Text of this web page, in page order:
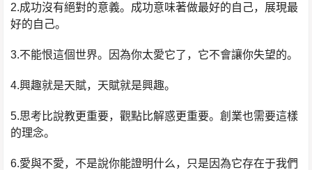
2.成功沒有絕對的意義。成功意味著做最好的自己，展現最
好的自己。
3.不能恨這個世界。因為你太愛它了，它不會讓你失望的。
4.興趣就是天賦，天賦就是興趣。
5.思考比說教更重要，觀點比解惑更重要。創業也需要這樣
的理念。
6.愛與不愛，不是說你能證明什么，只是因為它存在于我們